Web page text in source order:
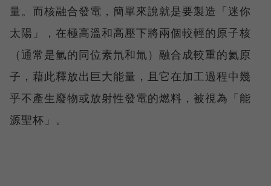
量。而核融合發電，簡單來說就是要製造「迷你
太陽」，在極高溫和高壓下將兩個較輕的原子核
（通常是氫的同位素氘和氚）融合成較重的氦原
子，藉此釋放出巨大能量，且它在加工過程中幾
乎不產生廢物或放射性發電的燃料，被視為「能
源聖杯」。